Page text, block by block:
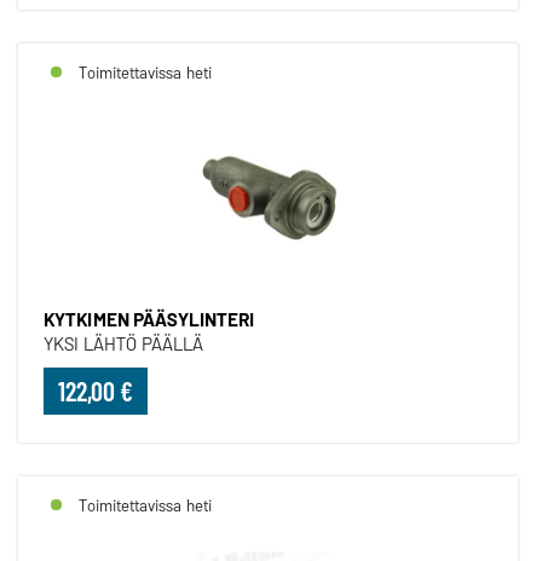
Toimitettavissa heti
KYTKIMEN PÄÄSYLINTERI
YKSI LÄHTÖ PÄÄLLÄ
122,00 €
Toimitettavissa heti